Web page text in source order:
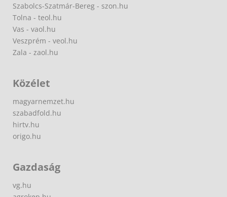
Szabolcs-Szatmár-Bereg - szon.hu
Tolna - teol.hu
Vas - vaol.hu
Veszprém - veol.hu
Zala - zaol.hu
Közélet
magyarnemzet.hu
szabadfold.hu
hirtv.hu
origo.hu
Gazdaság
vg.hu